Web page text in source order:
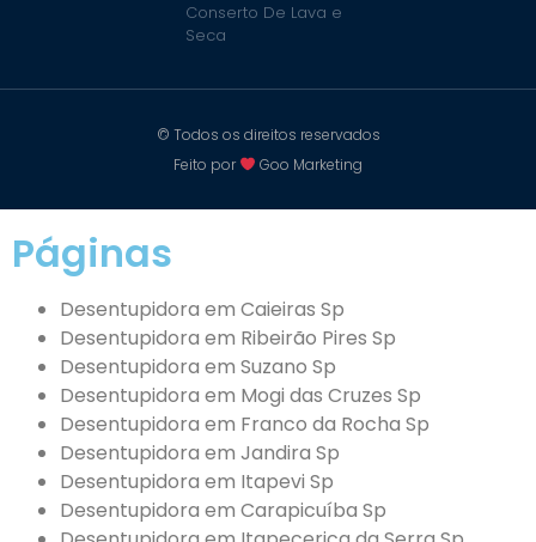
Conserto De Lava e
Seca
© Todos os direitos reservados
Feito por
Goo Marketing
Páginas
Desentupidora em Caieiras Sp
Desentupidora em Ribeirão Pires Sp
Desentupidora em Suzano Sp
Desentupidora em Mogi das Cruzes Sp
Desentupidora em Franco da Rocha Sp
Desentupidora em Jandira Sp
Desentupidora em Itapevi Sp
Desentupidora em Carapicuíba Sp